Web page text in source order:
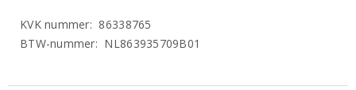
KVK nummer: 86338765
BTW-nummer: NL863935709B01